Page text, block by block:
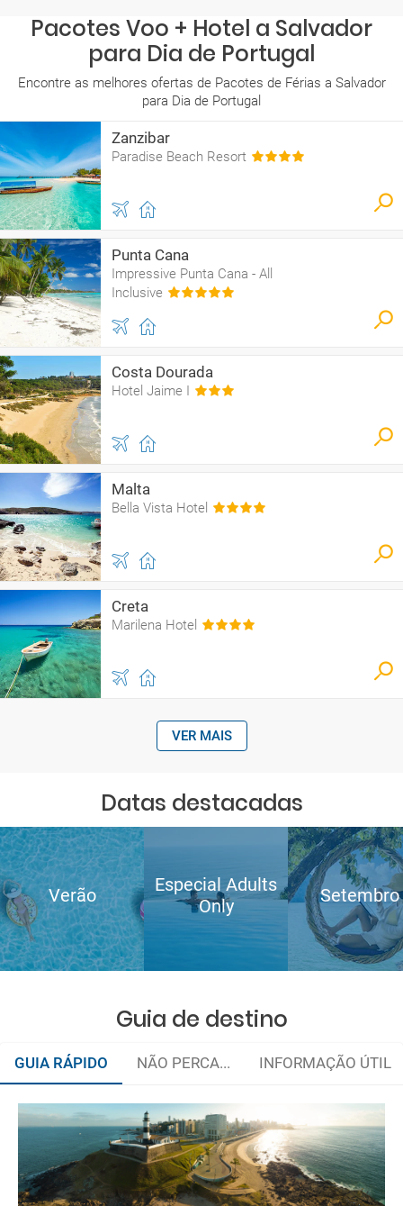
Pacotes Voo + Hotel a Salvador
para Dia de Portugal
Encontre as melhores ofertas de Pacotes de Férias a Salvador
para Dia de Portugal
Zanzibar
Paradise Beach Resort
Punta Cana
Impressive Punta Cana - All
Inclusive
Costa Dourada
Hotel Jaime I
Malta
Bella Vista Hotel
Creta
Marilena Hotel
VER MAIS
Datas destacadas
Verão
Especial Adults
Only
Setembro
Guia de destino
GUIA RÁPIDO NÃO PERCA... INFORMAÇÃO ÚTIL
Organize sua viagem
Documentação
Como chegar?
e-mail
deverá imprimi-la